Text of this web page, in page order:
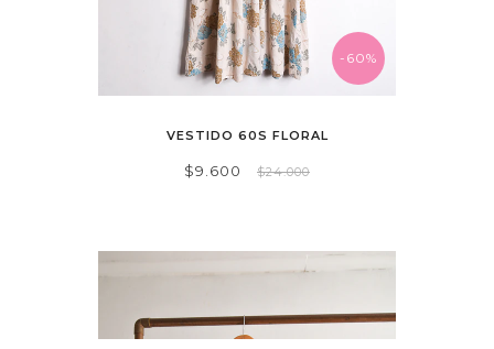
-60%
VESTIDO 60S FLORAL
$9.600 $24.000